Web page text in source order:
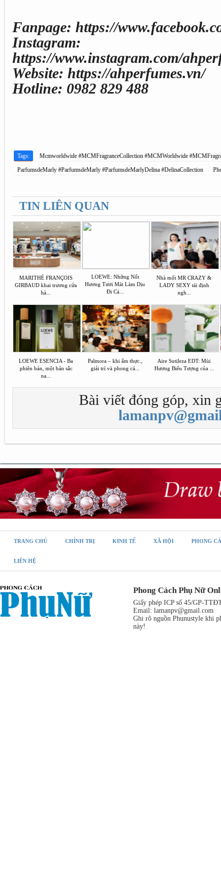
Fanpage: https://
Instagram:
https://www.instagram.com/
Website: https://ahperfumes.vn/
Hotline: 0982 829 488
Tags:
Mcmworldwide #MCMFragranceCollection #MCMWorldwide
ParfumsdeMarly #ParfumsdeMarly #ParfumsdeMarlyDelina #DelinaCollection
TIN LIÊN QUAN
MARITHÉ FRANÇOIS
GIRBAUD khai trương cửa
hà...
LOEWE: Những Nốt
Hương Tươi Mát Làm Dịu
Đi Cá...
Nhà mốt MR CRAZY &
LADY SEXY tái định
ngh...
LOEWE ESENCIA - Ba
phiên bản, một bản sắc
na...
Palmora – khi ẩm thực.,
giải trí và phong cá...
Aire Sutileza EDT: Mùi
Hương Biểu Tượng của ...
Bài viết đóng góp, xin
TRANG CHỦ CHÍNH TRỊ KINH TẾ XÃ HỘI PHONG
LIÊN HỆ
Phong Cách Phụ Nữ
Giấy phép ICP số 45/GP-
Email: lamanpv@gmail.com
Ghi rõ nguồn Phunustyle khi
này!